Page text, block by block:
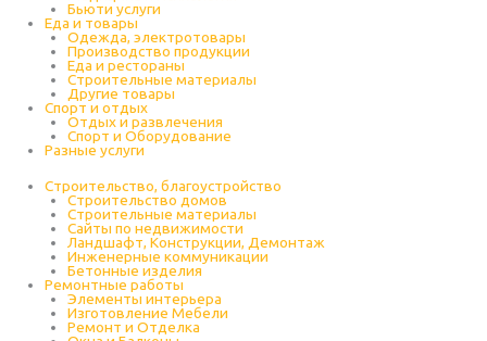
Бьюти услуги
Еда и товары
Одежда, электротовары
Производство продукции
Еда и рестораны
Строительные материалы
Другие товары
Спорт и отдых
Отдых и развлечения
Спорт и Оборудование
Разные услуги
Строительство, благоустройство
Строительство домов
Строительные материалы
Сайты по недвижимости
Ландшафт, Конструкции, Демонтаж
Инженерные коммуникации
Бетонные изделия
Ремонтные работы
Элементы интерьера
Изготовление Мебели
Ремонт и Отделка